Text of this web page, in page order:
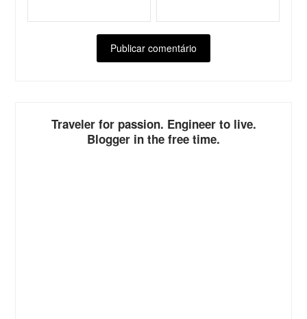
Traveler for passion. Engineer to live.
Blogger in the free time.